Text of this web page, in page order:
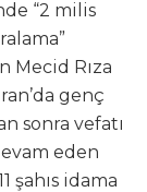
“2 milis
Mecid Rıza
genç
sonra vefatı
eden
şahıs idama